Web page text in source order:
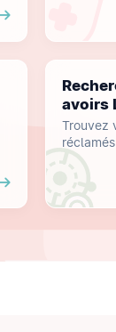
avoirs
Trouvez